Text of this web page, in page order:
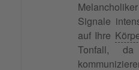
Signale
auf Ihre
Tonfall,